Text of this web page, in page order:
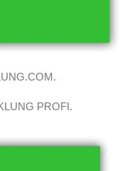
PROFI.